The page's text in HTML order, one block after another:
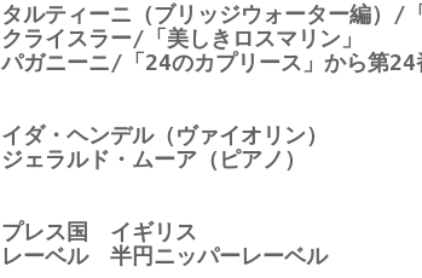
タルティーニ（ブリッジウォーター編）/
クライスラー/「美しきロスマリン」
パガニーニ/「24のカプリース」から第
イダ・ヘンデル（ヴァイオリン）
ジェラルド・ムーア（ピアノ）
プレス国 イギリス
レーベル 半円ニッパーレーベル